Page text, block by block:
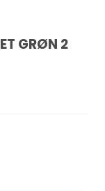
GRØN 2